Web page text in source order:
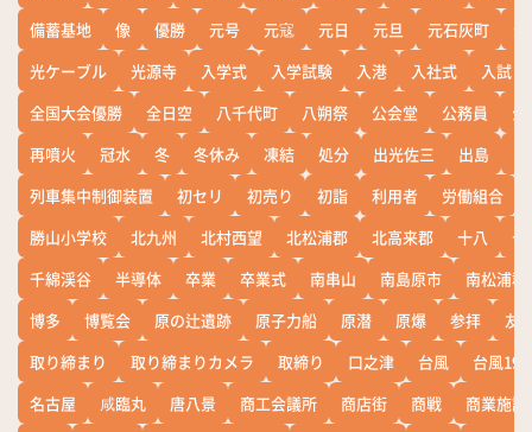
備蓄基地
像 優勝 元号 元寇 元日 元旦 元石灰町
光ケーブル
光源寺 入学式 入学試験 入港 入社式
入試
全国大会優勝
全日空 八千代町 八朔祭 公会堂 公務員
公
再噴火
冠水 冬 冬休み 凍結 処分 出光佐三 出島
列車集中制御装置
初セリ 初売り 初詣 利用者 労働組合
勝山小学校
北九州 北村西望 北松浦郡 北高来郡 十八
十
千綿渓谷
半導体 卒業 卒業式 南串山 南島原市
南松浦郡
博多
博覧会 原の辻遺跡 原子力船 原潜 原爆 参拝
友
取り締まり
取り締まりカメラ 取締り 口之津 台風
台風19
名古屋
咸臨丸 唐八景 商工会議所 商店街 商戦
商業施設